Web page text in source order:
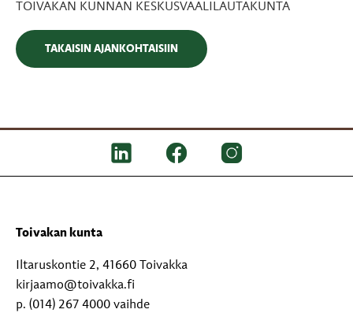
TOIVAKAN KUNNAN KESKUSVAALILAUTAKUNTA
TAKAISIN AJANKOHTAISIIN
Toivakan kunta
Iltaruskontie 2, 41660 Toivakka
kirjaamo@toivakka.fi
p. (014) 267 4000 vaihde